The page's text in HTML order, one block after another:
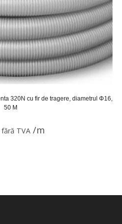
320N cu fir de tragere, diametrul Φ16,
50 M
fără TVA /m